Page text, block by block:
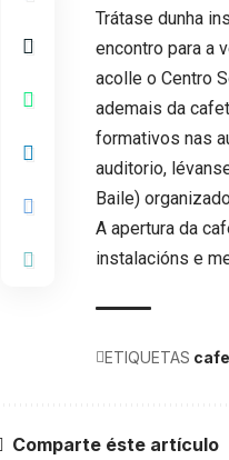
Trátase dunha
encontro para a
acolle o Centro
ademais da
formativos nas
auditorio,
Baile)
A apertura da
instalacións e
ETIQUETAS
Comparte éste artículo